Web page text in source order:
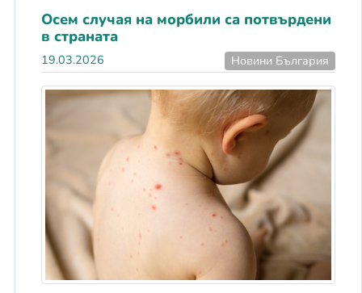
Осем случая на морбили са потвърдени
в страната
19.03.2026 Новини България